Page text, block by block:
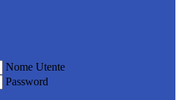
Nome Utente
Password